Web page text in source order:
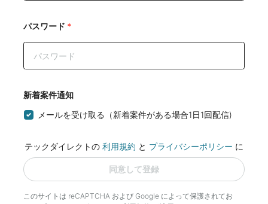
パスワード *
新着案件通知
メールを受け取る（新着案件がある場合1日1回配信)
テックダイレクトの 利用規約 と プライバシーポリシー に
同意して登録
このサイトは reCAPTCHA および Google によって保護されてお